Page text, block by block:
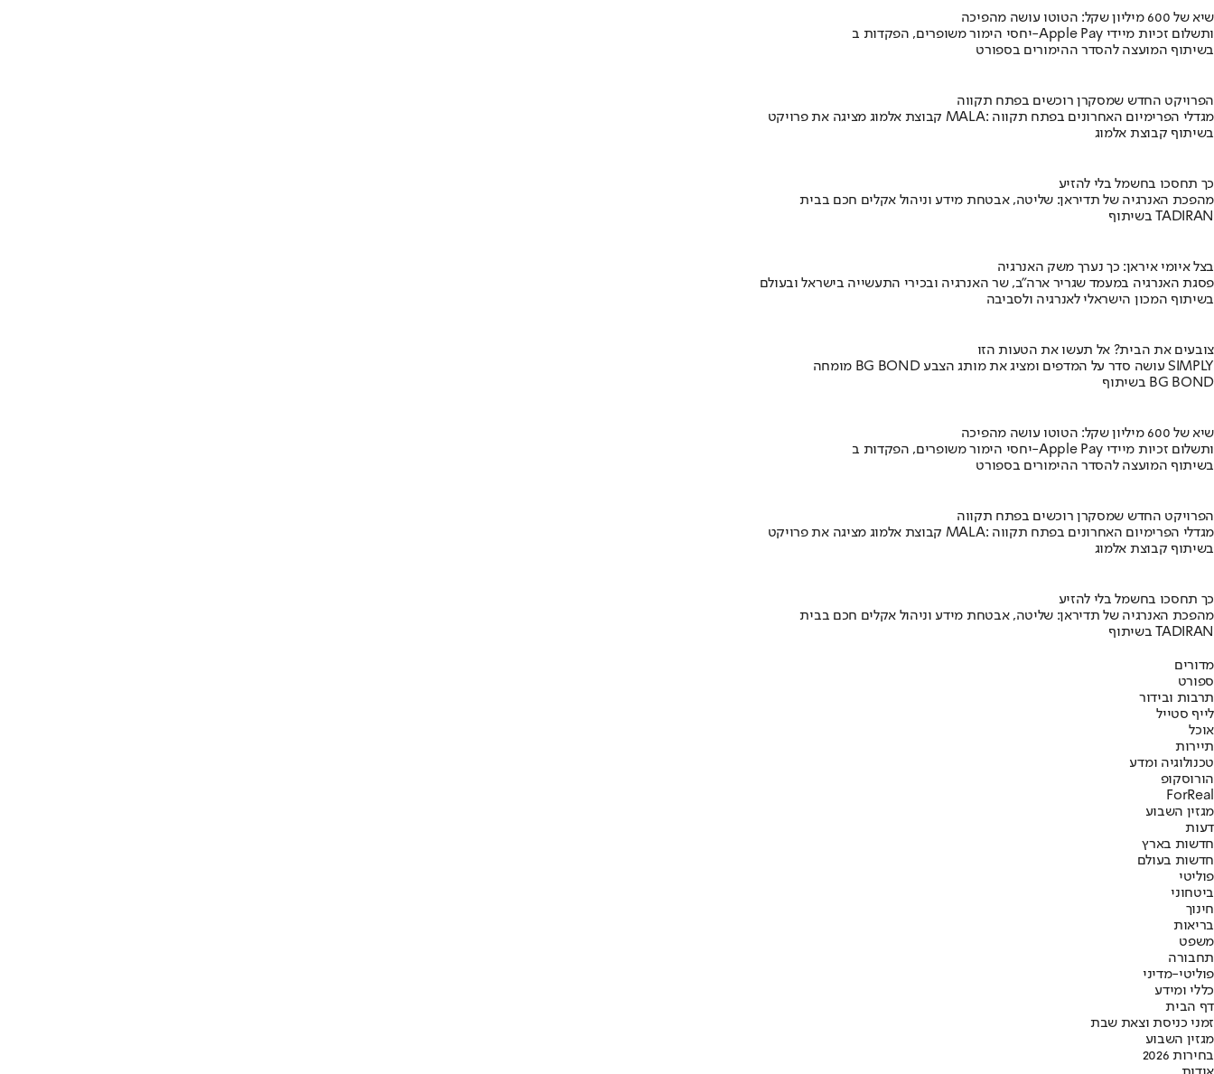
שיא של 600 מיליון שקל: הטוטו עושה מהפיכה
יחסי הימור משופרים, הפקדות ב-Apple Pay ותשלום זכיות מיידי
בשיתוף המועצה להסדר ההימורים בספורט
הפרויקט החדש שמסקרן רוכשים בפתח תקווה
קבוצת אלמוג מציגה את פרויקט MALA: מגדלי הפרימיום האחרונים בפתח תקווה
בשיתוף קבוצת אלמוג
כך תחסכו בחשמל בלי להזיע
מהפכת האנרגיה של תדיראן: שליטה, אבטחת מידע וניהול אקלים חכם בבית
בשיתוף TADIRAN
בצל איומי איראן: כך נערך משק האנרגיה
פסגת האנרגיה במעמד שגריר ארה"ב, שר האנרגיה ובכירי התעשייה בישראל ובעולם
בשיתוף המכון הישראלי לאנרגיה ולסביבה
צובעים את הבית? אל תעשו את הטעות הזו
מומחה BG BOND עושה סדר על המדפים ומציג את מותג הצבע SIMPLY
בשיתוף BG BOND
שיא של 600 מיליון שקל: הטוטו עושה מהפיכה
יחסי הימור משופרים, הפקדות ב-Apple Pay ותשלום זכיות מיידי
בשיתוף המועצה להסדר ההימורים בספורט
הפרויקט החדש שמסקרן רוכשים בפתח תקווה
קבוצת אלמוג מציגה את פרויקט MALA: מגדלי הפרימיום האחרונים בפתח תקווה
בשיתוף קבוצת אלמוג
כך תחסכו בחשמל בלי להזיע
מהפכת האנרגיה של תדיראן: שליטה, אבטחת מידע וניהול אקלים חכם בבית
בשיתוף TADIRAN
מדורים
ספורט
תרבות ובידור
לייף סטייל
אוכל
תיירות
טכנולוגיה ומדע
הורוסקופ
ForReal
מגזין השבוע
דעות
חדשות בארץ
חדשות בעולם
פוליטי
ביטחוני
חינוך
בריאות
משפט
תחבורה
פוליטי-מדיני
כללי ומידע
דף הבית
זמני כניסת וצאת שבת
מגזין השבוע
בחירות 2026